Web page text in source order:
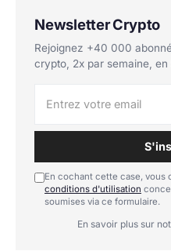
Newsletter Crypto
Rejoignez +40 000
crypto, 2x par semaine, en
En cochant cette case, vous
conditions d'utilisation
soumises via ce formulaire.
En savoir plus sur